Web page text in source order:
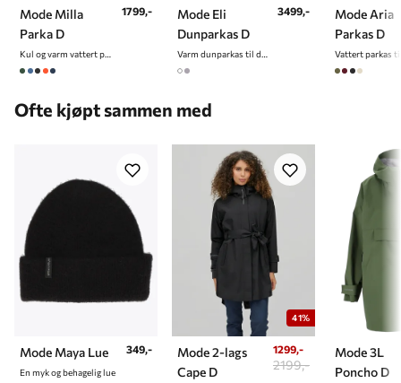
Mode Milla
Parka D
Kul og varm vattert parkas til dame
1799,-
Mode Eli
Dunparkas D
Varm dunparkas til dame
3499,-
Mode Aria
Parkas D
Vattert parkas
Ofte kjøpt sammen med
Mode Maya Lue
En myk og behagelig lue
349,-
41%
Mode 2-lags
Cape D
1299,-
2199,-
Mode 3L
Poncho D